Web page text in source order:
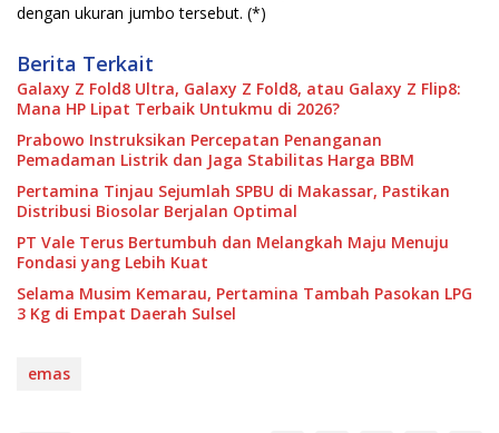
dengan ukuran jumbo tersebut. (*)
Berita Terkait
Galaxy Z Fold8 Ultra, Galaxy Z Fold8, atau Galaxy Z Flip8:
Mana HP Lipat Terbaik Untukmu di 2026?
Prabowo Instruksikan Percepatan Penanganan
Pemadaman Listrik dan Jaga Stabilitas Harga BBM
Pertamina Tinjau Sejumlah SPBU di Makassar, Pastikan
Distribusi Biosolar Berjalan Optimal
PT Vale Terus Bertumbuh dan Melangkah Maju Menuju
Fondasi yang Lebih Kuat
Selama Musim Kemarau, Pertamina Tambah Pasokan LPG
3 Kg di Empat Daerah Sulsel
emas